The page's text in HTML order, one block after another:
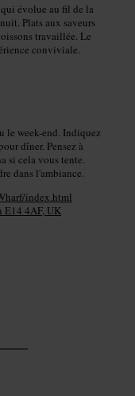
évolue au fil de la
Plats aux saveurs
travaillée. Le
conviviale.
le week-end. Indiquez
dîner. Pensez à
si cela vous tente.
dans l'ambiance.
index.html
E14 4AF, UK